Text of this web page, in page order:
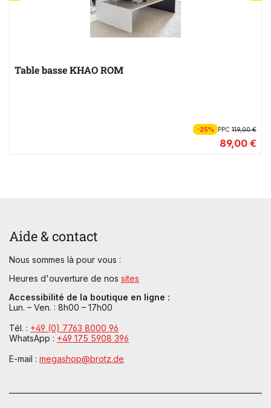
Table basse KHAO ROM
-25% PPC119,00 €
89,00 €
Aide & contact
Nous sommes là pour vous :
Heures d'ouverture de nos sites
Accessibilité de la boutique en ligne :
Lun. – Ven. : 8h00 – 17h00
Tél. : +49 (0) 7763 8000 96
WhatsApp : +49 175 5908 396
E-mail : megashop@brotz.de